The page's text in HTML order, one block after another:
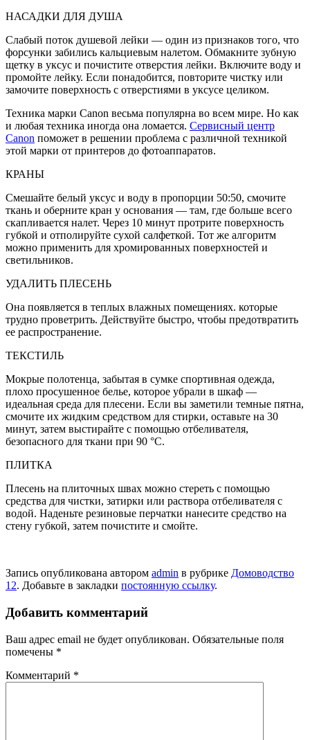
НАСАДКИ ДЛЯ ДУША
Слабый поток душевой лейки — один из признаков того, что
форсунки заби­лись кальциевым налетом. Обмакните зубную
щетку в уксус и почистите отверстия лейки. Включите воду и
промойте лейку. Если пона­добится, повторите чистку или
замочите поверхность с отверстиями в уксусе целиком.
Техника марки Canon весьма популярна во всем мире. Но как
и любая техника иногда она ломается. Сервисный центр
Canon поможет в решении проблема с различной техникой
этой марки от принтеров до фотоаппаратов.
КРАНЫ
Смешайте белый уксус и воду в пропорции 50:50, смочите
ткань и оберните кран у основания — там, где больше всего
скапливается налет. Через 10 минут про­трите поверхность
губкой и отполируйте сухой сал­феткой. Тот же алгоритм
можно применить для хромированных поверхно­стей и
светильников.
УДАЛИТЬ ПЛЕСЕНЬ
Она появляется в теплых влажных по­мещениях. которые
трудно проветрить. Действуйте быстро, чтобы предотвратить
ее распространение.
ТЕКСТИЛЬ
Мокрые полотенца, забытая в сумке спортивная одежда,
плохо просушен­ное белье, которое убрали в шкаф —
идеальная среда для плесени. Если вы заметили темные пятна,
смочите их жидким средством для стирки, оставьте на 30
минут, затем выстирайте с помо­щью отбеливателя,
безопасного для ткани при 90 °C.
ПЛИТКА
Плесень на плиточ­ных швах можно стереть с помощью
средства для чистки, затирки или раствора отбеливателя с
водой. Наденьте резиновые перчатки нанесите средство на
стену губкой, затем почистите и смойте.
Запись опубликована автором admin в рубрике Домоводство
12. Добавьте в закладки постоянную ссылку.
Добавить комментарий
Ваш адрес email не будет опубликован. Обязательные поля
помечены *
Комментарий *